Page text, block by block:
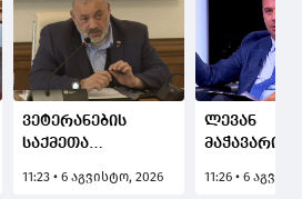
ვეტერანების
საქმეთა
სამსახური გია
11:23 • 6 აგვისტო, 2026
ლევან
ბარამიძის
11:26 • 6